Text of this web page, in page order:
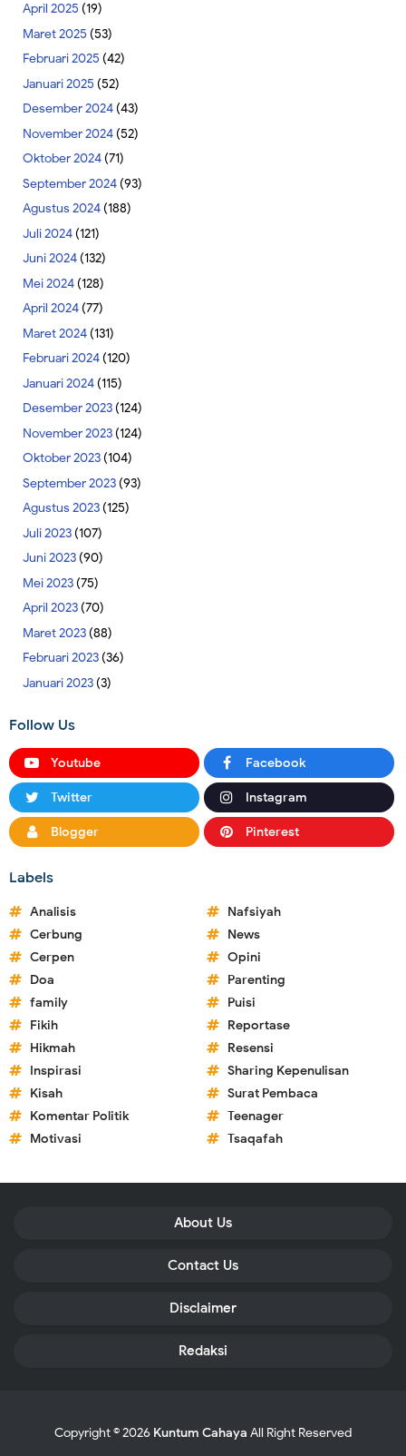
April 2025 (19)
Maret 2025 (53)
Februari 2025 (42)
Januari 2025 (52)
Desember 2024(43)
November 2024(52)
Oktober 2024(71)
September 2024(93)
Agustus 2024(188)
Juli 2024(121)
Juni 2024(132)
Mei 2024(128)
April 2024(77)
Maret 2024(131)
Februari 2024(120)
Januari 2024(115)
Desember 2023(124)
November 2023(124)
Oktober 2023(104)
September 2023(93)
Agustus 2023(125)
Juli 2023(107)
Juni 2023(90)
Mei 2023(75)
April 2023(70)
Maret 2023(88)
Februari 2023(36)
Januari 2023(3)
Follow Us
Youtube Facebook
Twitter Instagram
Blogger Pinterest
Labels
Analisis
Cerbung
Cerpen
Doa
family
Fikih
Hikmah
Inspirasi
Kisah
Komentar Politik
Motivasi
Nafsiyah
News
Opini
Parenting
Puisi
Reportase
Resensi
Sharing Kepenulisan
Surat Pembaca
Teenager
Tsaqafah
About Us
Contact Us
Disclaimer
Redaksi
Copyright ©2026 Kuntum Cahaya All Right Reserved